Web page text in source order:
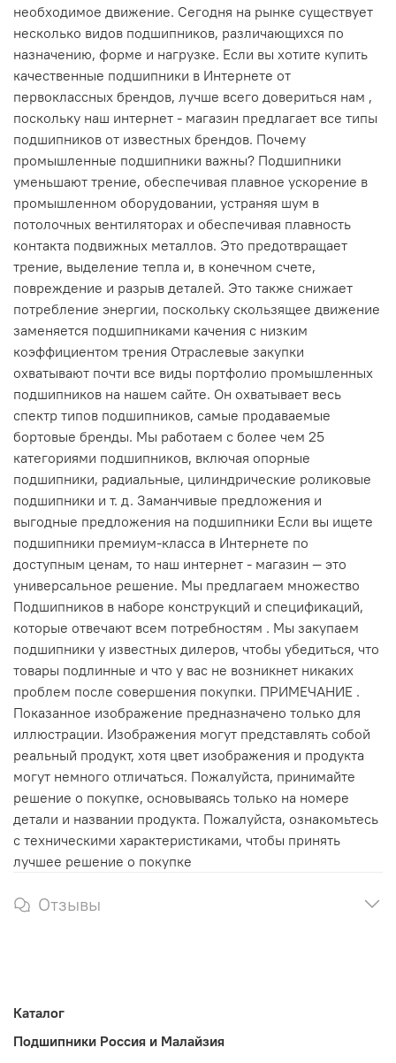
необходимое движение. Сегодня на рынке существует
несколько видов подшипников, различающихся по
назначению, форме и нагрузке. Если вы хотите купить
качественные подшипники в Интернете от
первоклассных брендов, лучше всего довериться нам ,
поскольку наш интернет - магазин предлагает все типы
подшипников от известных брендов. Почему
промышленные подшипники важны? Подшипники
уменьшают трение, обеспечивая плавное ускорение в
промышленном оборудовании, устраняя шум в
потолочных вентиляторах и обеспечивая плавность
контакта подвижных металлов. Это предотвращает
трение, выделение тепла и, в конечном счете,
повреждение и разрыв деталей. Это также снижает
потребление энергии, поскольку скользящее движение
заменяется подшипниками качения с низким
коэффициентом трения Отраслевые закупки
охватывают почти все виды портфолио промышленных
подшипников на нашем сайте. Он охватывает весь
спектр типов подшипников, самые продаваемые
бортовые бренды. Мы работаем с более чем 25
категориями подшипников, включая опорные
подшипники, радиальные, цилиндрические роликовые
подшипники и т. д. Заманчивые предложения и
выгодные предложения на подшипники Если вы ищете
подшипники премиум-класса в Интернете по
доступным ценам, то наш интернет - магазин — это
универсальное решение. Мы предлагаем множество
Подшипников в наборе конструкций и спецификаций,
которые отвечают всем потребностям . Мы закупаем
подшипники у известных дилеров, чтобы убедиться, что
товары подлинные и что у вас не возникнет никаких
проблем после совершения покупки. ПРИМЕЧАНИЕ .
Показанное изображение предназначено только для
иллюстрации. Изображения могут представлять собой
реальный продукт, хотя цвет изображения и продукта
могут немного отличаться. Пожалуйста, принимайте
решение о покупке, основываясь только на номере
детали и названии продукта. Пожалуйста, ознакомьтесь
с техническими характеристиками, чтобы принять
лучшее решение о покупке
Отзывы
Каталог
Подшипники Россия и Малайзия